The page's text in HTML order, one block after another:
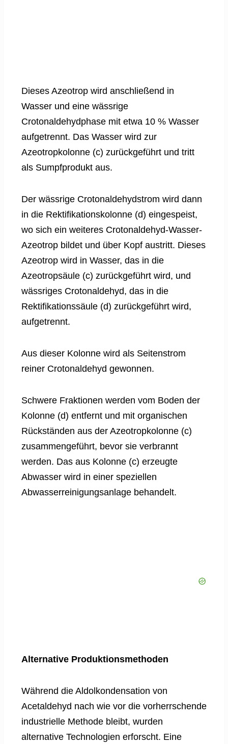
Dieses Azeotrop wird anschließend in
Wasser und eine wässrige
Crotonaldehydphase mit etwa 10 % Wasser
aufgetrennt. Das Wasser wird zur
Azeotropkolonne (c) zurückgeführt und tritt
als Sumpfprodukt aus.
Der wässrige Crotonaldehydstrom wird dann
in die Rektifikationskolonne (d) eingespeist,
wo sich ein weiteres Crotonaldehyd-Wasser-
Azeotrop bildet und über Kopf austritt. Dieses
Azeotrop wird in Wasser, das in die
Azeotropsäule (c) zurückgeführt wird, und
wässriges Crotonaldehyd, das in die
Rektifikationssäule (d) zurückgeführt wird,
aufgetrennt.
Aus dieser Kolonne wird als Seitenstrom
reiner Crotonaldehyd gewonnen.
Schwere Fraktionen werden vom Boden der
Kolonne (d) entfernt und mit organischen
Rückständen aus der Azeotropkolonne (c)
zusammengeführt, bevor sie verbrannt
werden. Das aus Kolonne (c) erzeugte
Abwasser wird in einer speziellen
Abwasserreinigungsanlage behandelt.
Alternative Produktionsmethoden
Während die Aldolkondensation von
Acetaldehyd nach wie vor die vorherrschende
industrielle Methode bleibt, wurden
alternative Technologien erforscht. Eine